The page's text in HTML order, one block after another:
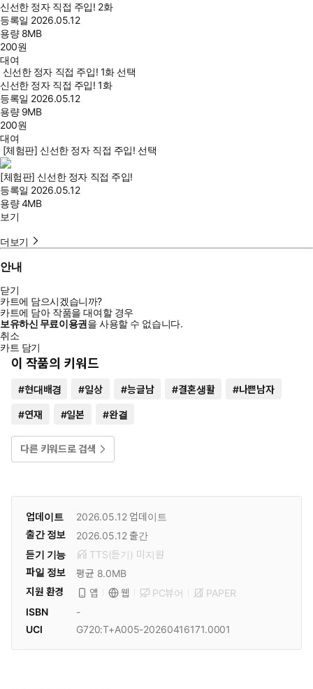
신선한 정자 직접 주입! 2화
등록일 2026.05.12
용량 8MB
200원
대여
신선한 정자 직접 주입! 1화 선택
신선한 정자 직접 주입! 1화
등록일 2026.05.12
용량 9MB
200원
대여
[체험판] 신선한 정자 직접 주입! 선택
[체험판] 신선한 정자 직접 주입!
등록일 2026.05.12
용량4MB
보기
더보기
안내
닫기
카트에 담으시겠습니까?
카트에 담아 작품을 대여할 경우
보유하신 무료이용권을 사용할 수 없습니다.
취소
카트 담기
이 작품의 키워드
#현대배경 #일상 #능글남 #결혼생활 #나쁜남자
#연재 #일본 #완결
다른 키워드로 검색
업데이트 2026.05.12업데이트
출간 정보
2026.05.12 출간
듣기 기능
TTS(듣기) 미 지원
파일 정보
평균 8.0MB
지원 환경
앱 웹 PC뷰어
PAPER
ISBN
-
UCI
G720:T+A005-20260416171.0001